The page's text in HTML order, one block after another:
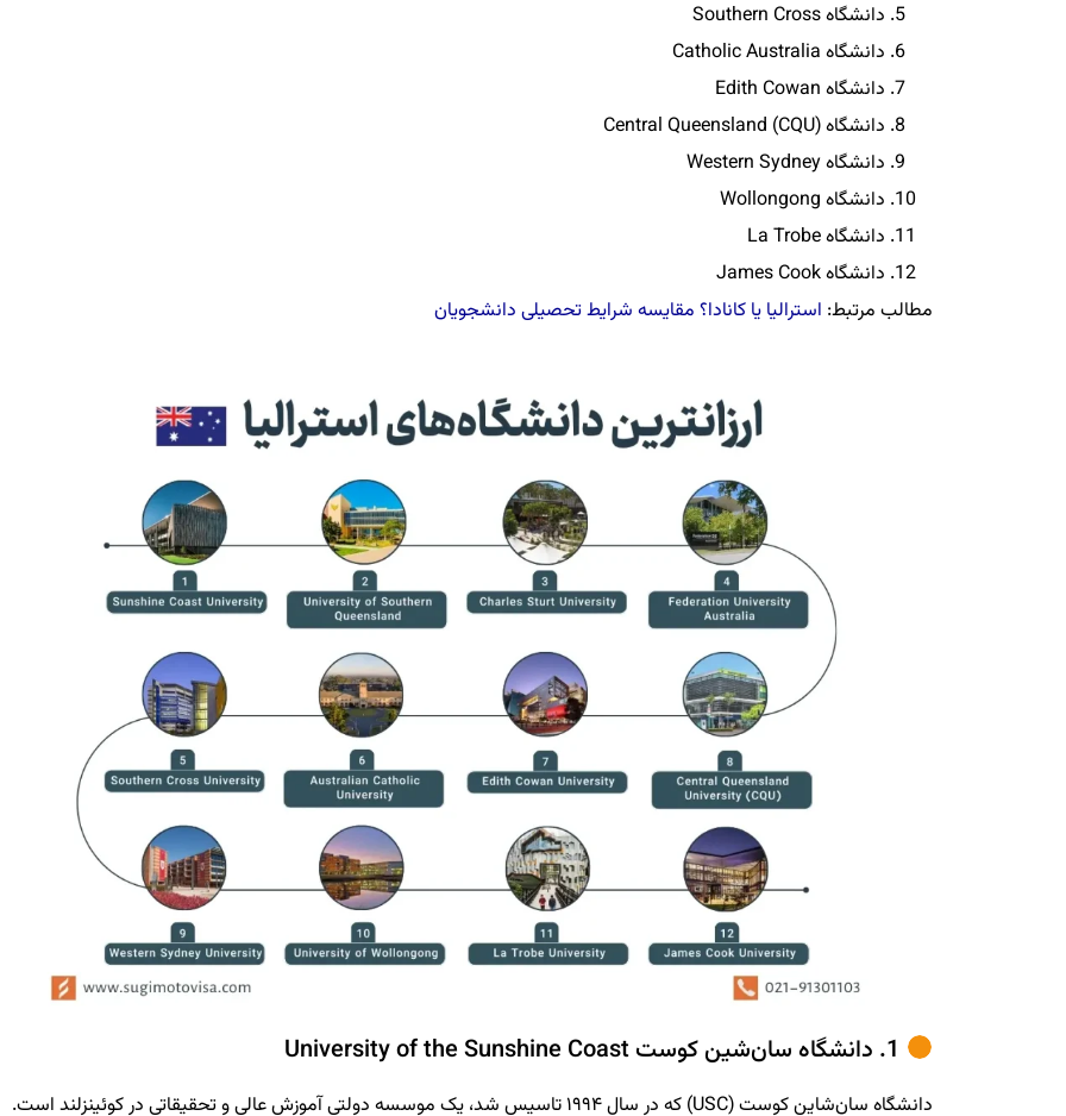
دانشگاه Southern Cross
دانشگاه Catholic Australia
دانشگاه Edith Cowan
دانشگاه Central Queensland (CQU)
دانشگاه Western Sydney
دانشگاه Wollongong
دانشگاه La Trobe
دانشگاه James Cook
مطالب مرتبط: استرالیا یا کانادا؟ مقایسه شرایط تحصیلی دانشجویان
دانشگاه سان‌شاین کوست (USC) که در سال ۱۹۹۴ تاسیس شد، یک موسسه دولتی آموزش عالی و تحقیقاتی در کوئینزلند است.